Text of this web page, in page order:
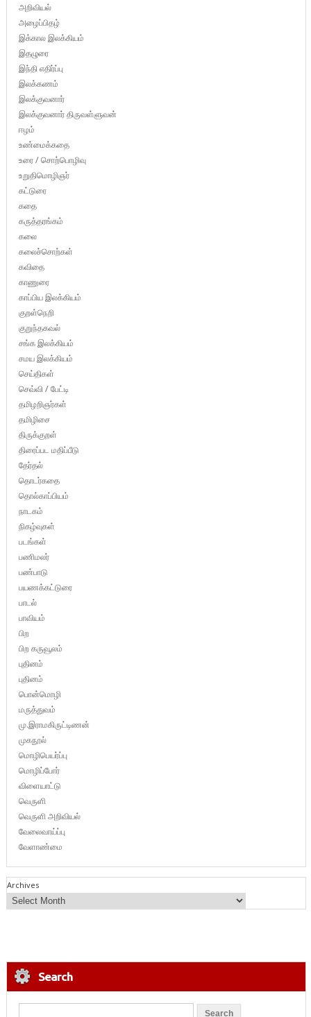
அறிவியல்
அழைப்பிதழ்
இக்கால இலக்கியம்
இதழுரை
இந்தி எதிர்ப்பு
இலக்கணம்
இலக்குவனார்
இலக்குவனார் திருவள்ளுவன்
ஈழம்
உண்மைக்கதை
உரை / சொற்பொழிவு
உறுதிமொழிஞர்
கட்டுரை
கதை
கருத்தரங்கம்
கலை
கலைச்சொற்கள்
கவிதை
காணுரை
காப்பிய இலக்கியம்
குறள்நெறி
குறுந்தகவல்
சங்க இலக்கியம்
சமய இலக்கியம்
செய்திகள்
செவ்வி / பேட்டி
தமிழறிஞர்கள்
தமிழிசை
திருக்குறள்
திரைப்பட மதிப்பீடு
தேர்தல்
தொடர்கதை
தொல்காப்பியம்
நாடகம்
நிகழ்வுகள்
படங்கள்
பணிமலர்
பண்பாடு
பயணக்கட்டுரை
பாடல்
பாவியம்
பிற
பிற கருவூலம்
புதினம்
புதினம்
பொன்மொழி
மருத்துவம்
மு.இராமகிருட்டிணன்
முகநூல்
மொழிபெயர்ப்பு
மொழிப்போர்
விளையாட்டு
வெருளி
வெருளி அறிவியல்
வேலைவாய்ப்பு
வேளாண்மை
Archives
Search